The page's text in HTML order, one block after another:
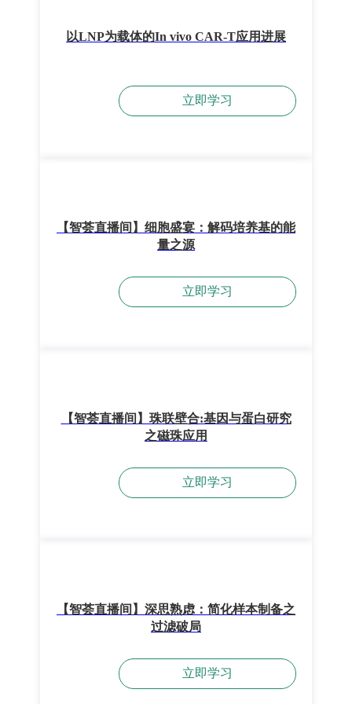
以LNP为载体的In vivo CAR-T应用进展
立即学习
【智荟直播间】细胞盛宴：解码培养基的能
量之源
立即学习
【智荟直播间】珠联壁合:基因与蛋白研究
之磁珠应用
立即学习
【智荟直播间】深思熟虑：简化样本制备之
过滤破局
立即学习